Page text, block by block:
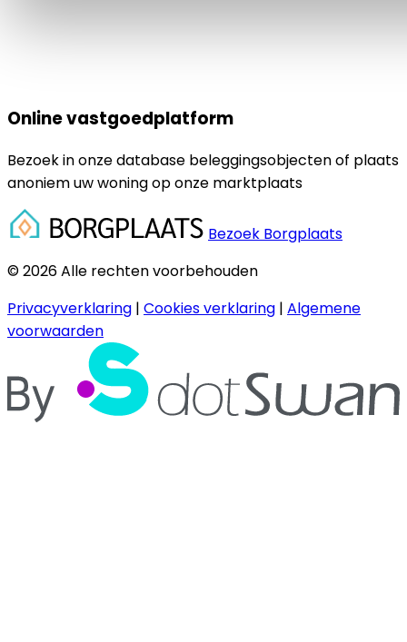
Online vastgoedplatform
Bezoek in onze database beleggingsobjecten of plaats
anoniem uw woning op onze marktplaats
Bezoek Borgplaats
© 2026 Alle rechten voorbehouden
Privacyverklaring | Cookies verklaring | Algemene
voorwaarden